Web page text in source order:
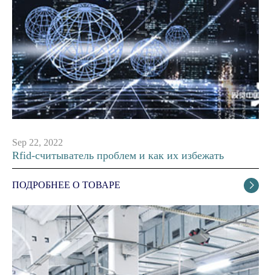
Sep 22, 2022
Rfid-считыватель проблем и как их избежать
ПОДРОБНЕЕ О ТОВАРЕ 